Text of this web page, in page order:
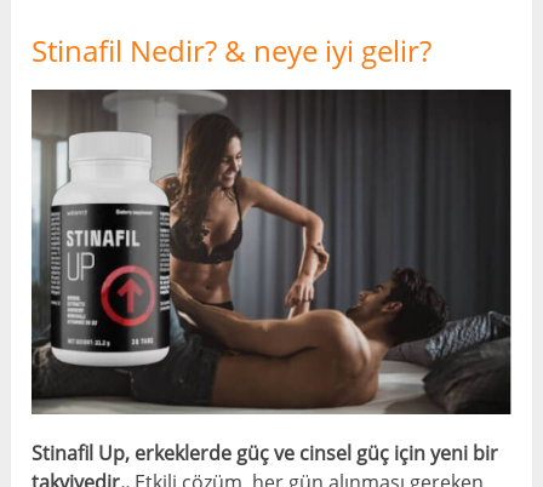
Stinafil Nedir? & neye iyi gelir?
Stinafil Up, erkeklerde güç ve cinsel güç için yeni bir